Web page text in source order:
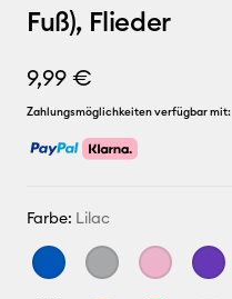
Fuß), Flieder
9,99 €
Zahlungsmöglichkeiten verfügbar mit:
Farbe: Lilac